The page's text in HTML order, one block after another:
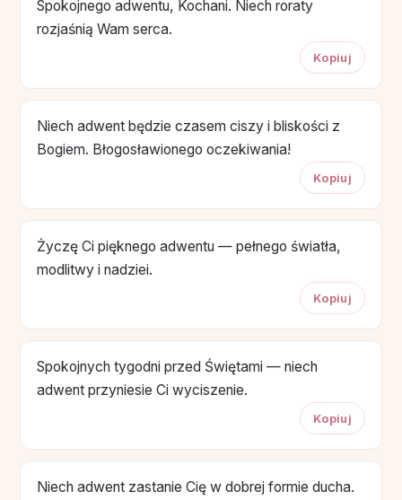
Spokojnego adwentu, Kochani. Niech roraty
rozjaśnią Wam serca.
Kopiuj
Niech adwent będzie czasem ciszy i bliskości z
Bogiem. Błogosławionego oczekiwania!
Kopiuj
Życzę Ci pięknego adwentu — pełnego światła,
modlitwy i nadziei.
Kopiuj
Spokojnych tygodni przed Świętami — niech
adwent przyniesie Ci wyciszenie.
Kopiuj
Niech adwent zastanie Cię w dobrej formie ducha.